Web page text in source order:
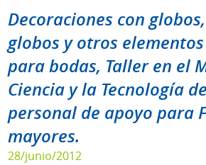
Decoraciones con
globos y otros
para bodas, Taller en el
Ciencia y la Tecnología
personal de apoyo para
mayores.
28/junio/2012